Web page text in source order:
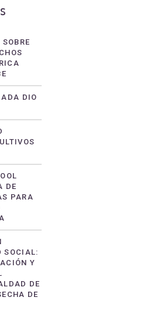
DIO
DE
PARA
SOCIAL:
Y
DE
DE